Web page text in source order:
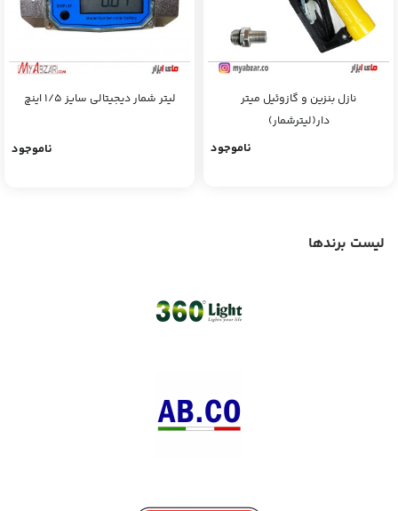
نازل بنزین و گازوئیل میتر
دار(لیترشمار)
ناموجود
لیتر شمار دیجیتالی سایز 1/5 اینچ
ناموجود
لیست برندها